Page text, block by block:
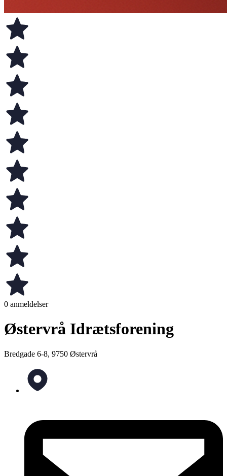
0 anmeldelser
Østervrå Idrætsforening
Bredgade 6-8, 9750 Østervrå